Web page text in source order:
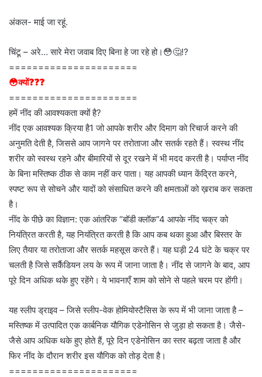
अंकल- माई जा रहूं.
चिंटू – अरे… सारे मेरा जवाब दिए बिना हे जा रहे हो।😳🤔⁉️
======================
😳क्यों❓❓❓
======================
हमें नींद की आवश्यकता क्यों है?
नींद एक आवश्यक क्रिया है1 जो आपके शरीर और दिमाग को रिचार्ज करने की
अनुमति देती है, जिससे आप जागने पर तरोताजा और सतर्क रहते हैं। स्वस्थ नींद
शरीर को स्वस्थ रहने और बीमारियों से दूर रखने में भी मदद करती है। पर्याप्त नींद
के बिना मस्तिष्क ठीक से काम नहीं कर पाता। यह आपकी ध्यान केंद्रित करने,
स्पष्ट रूप से सोचने और यादों को संसाधित करने की क्षमताओं को ख़राब कर सकता
है।
नींद के पीछे का विज्ञान: एक आंतरिक “बॉडी क्लॉक”4 आपके नींद चक्र को
नियंत्रित करती है, यह नियंत्रित करती है कि आप कब थका हुआ और बिस्तर के
लिए तैयार या तरोताजा और सतर्क महसूस करते हैं। यह घड़ी 24 घंटे के चक्र पर
चलती है जिसे सर्कैडियन लय के रूप में जाना जाता है। नींद से जागने के बाद, आप
पूरे दिन अधिक थके हुए रहेंगे। ये भावनाएँ शाम को सोने से पहले चरम पर होंगी।
यह स्लीप ड्राइव – जिसे स्लीप-वेक होमियोस्टैसिस के रूप में भी जाना जाता है –
मस्तिष्क में उत्पादित एक कार्बनिक यौगिक एडेनोसिन से जुड़ा हो सकता है। जैसे-
जैसे आप अधिक थके हुए होते हैं, पूरे दिन एडेनोसिन का स्तर बढ़ता जाता है और
फिर नींद के दौरान शरीर इस यौगिक को तोड़ देता है।
======================